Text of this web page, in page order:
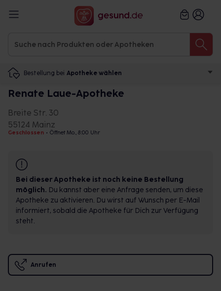
Bestellung bei Apotheke wählen
Renate Laue-Apotheke
Breite Str. 30
55124 Mainz
Geschlossen • Öffnet Mo., 8:00 Uhr
Bei dieser Apotheke ist noch keine Bestellung
möglich. Du kannst aber eine Anfrage senden, um diese
Apotheke zu aktivieren. Du wirst auf Wunsch per E-Mail
informiert, sobald die Apotheke für Dich zur Verfügung
steht.
Anrufen